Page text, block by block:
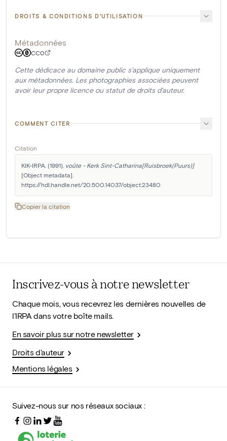
DROITS & CONDITIONS D'UTILISATION
Métadonnées
CC0
Cette dédicace au domaine public s'applique uniquement
aux métadonnées. Les photographies associées peuvent
avoir leur propre licence ou statut de droits d'auteur.
COMMENT CITER
Citation
KIK-IRPA. (1991). voûte - Kerk Sint-Catharina[Ruisbroek(Puurs)]
[Object metadata].
https://hdl.handle.net/20.500.14037/object.23480
Copier la citation
Inscrivez-vous à notre newsletter
Chaque mois, vous recevrez les dernières nouvelles de
l'IRPA dans votre boîte mails.
En savoir plus sur notre newsletter
Droits d'auteur
Mentions légales
Suivez-nous sur nos réseaux sociaux :